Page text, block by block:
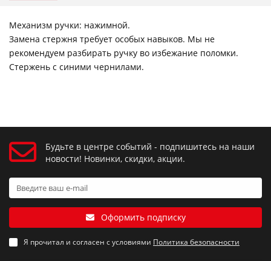
Механизм ручки: нажимной.
Замена стержня требует особых навыков. Мы не
рекомендуем разбирать ручку во избежание поломки.
Стержень с синими чернилами.
Будьте в центре событий - подпишитесь на наши
новости! Новинки, скидки, акции.
Оформить подписку
Я прочитал и согласен с условиями Политика безопасности